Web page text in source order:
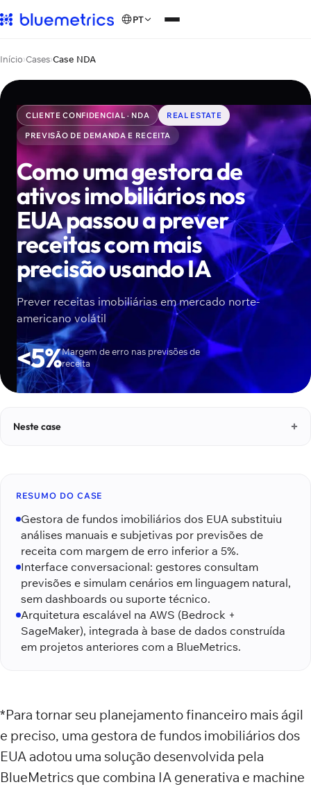
PT
Início›Cases›Case NDA
CLIENTE CONFIDENCIAL · NDA REAL ESTATE
PREVISÃO DE DEMANDA E RECEITA
Como uma gestora de
ativos imobiliários nos
EUA passou a prever
receitas com mais
precisão usando IA
Prever receitas imobiliárias em mercado norte-
americano volátil
<5%Margem de erro nas previsões de
receita
Neste case
RESUMO DO CASE
Gestora de fundos imobiliários dos EUA substituiu
análises manuais e subjetivas por previsões de
receita com margem de erro inferior a 5%.
Interface conversacional: gestores consultam
previsões e simulam cenários em linguagem natural,
sem dashboards ou suporte técnico.
Arquitetura escalável na AWS (Bedrock +
SageMaker), integrada à base de dados construída
em projetos anteriores com a BlueMetrics.
*Para tornar seu planejamento financeiro mais ágil
e preciso, uma gestora de fundos imobiliários dos
EUA adotou uma solução desenvolvida pela
BlueMetrics que combina IA generativa e machine